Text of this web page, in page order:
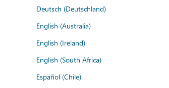
Deutsch (Deutschland)
English (Australia)
English (Ireland)
English (South Africa)
Español (Chile)